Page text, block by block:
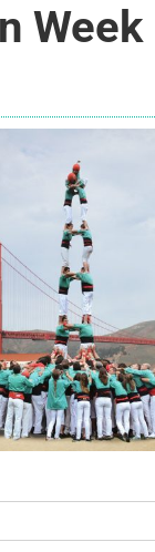
Week